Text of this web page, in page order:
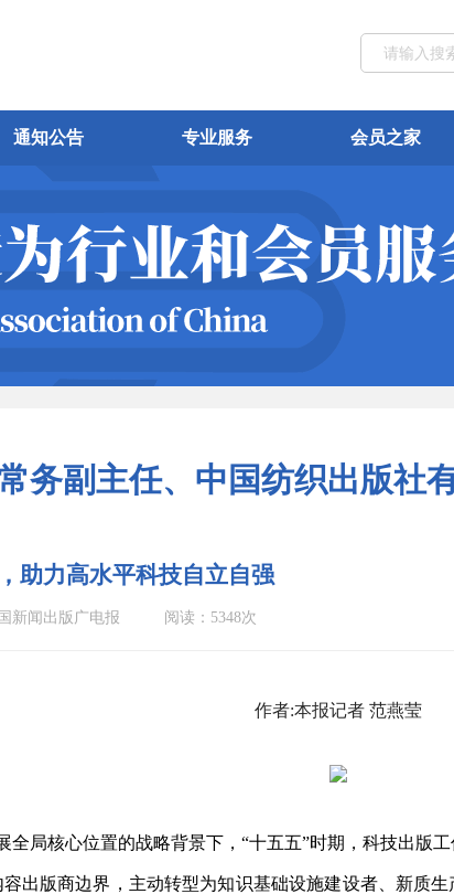
通知公告 专业服务 会员之家
务副主任、中国纺织出版社
力高水平科技自立自强
新闻出版广电报 阅读：5348次
作者:本报记者 范燕莹
全局核心位置的战略背景下，“十五五”时期，科技出版工
版商边界，主动转型为知识基础设施建设者、新质生